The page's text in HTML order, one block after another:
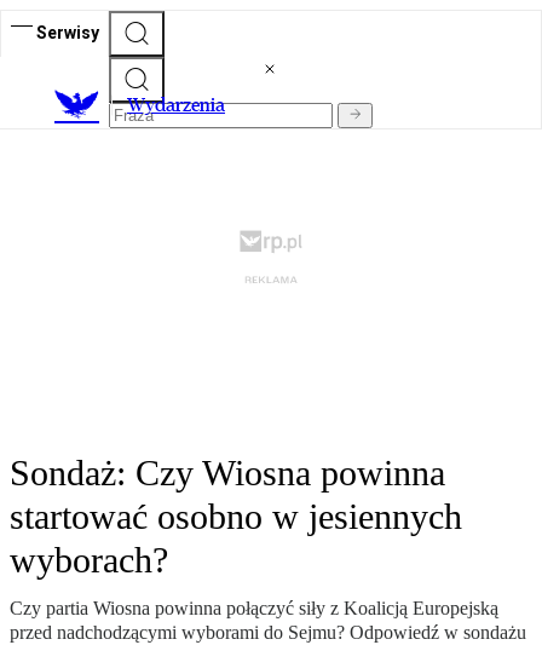
Serwisy
Wydarzenia
Sondaż: Czy Wiosna powinna
startować osobno w jesiennych
wyborach?
Czy partia Wiosna powinna połączyć siły z Koalicją Europejską
przed nadchodzącymi wyborami do Sejmu? Odpowiedź w sondażu